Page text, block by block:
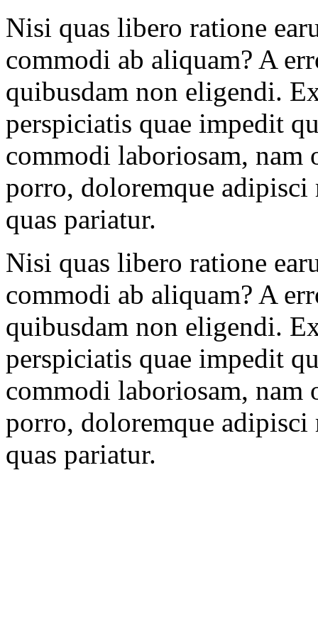
Nisi quas libero ratione
commodi ab aliquam? A
quibusdam non eligendi.
perspiciatis quae impedit
commodi laboriosam, nam
porro, doloremque adipisci
quas pariatur.
Nisi quas libero ratione
commodi ab aliquam? A
quibusdam non eligendi.
perspiciatis quae impedit
commodi laboriosam, nam
porro, doloremque adipisci
quas pariatur.